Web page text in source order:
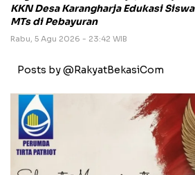
KKN Desa Karangharja Edukasi Siswa
MTs di Pebayuran
Rabu, 5 Agu 2026 - 23:42 WIB
Posts by @RakyatBekasiCom